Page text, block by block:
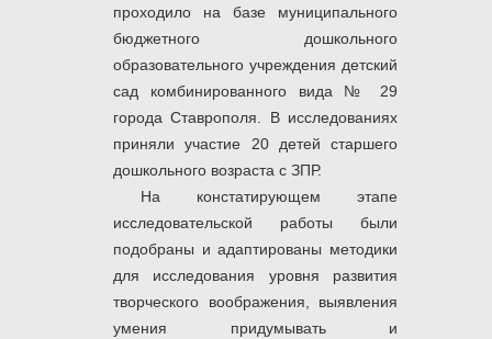
проходило на базе
муниципального
бюджетного дошкольного
образовательного учреждения детский
сад комбинированного вида № 29
города Ставрополя. В исследованиях
приняли участие 20 детей старшего
дошкольного возраста с ЗПР.
На констатирующем этапе
исследовательской работы были
подобраны и адаптированы методики
для исследования уровня развития
творческого воображения, выявления
умения придумывать и